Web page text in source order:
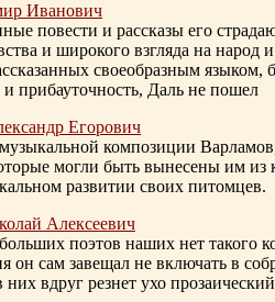
Иванович
повести и рассказы его
и широкого взгляда на
своеобразным
и прибауточность, Даль не пошел
Егорович
композиции
могли быть вынесены им из
развитии своих питомцев.
Алексеевич
поэтов наших нет такого
он сам завещал не включать в
них вдруг резнет ухо